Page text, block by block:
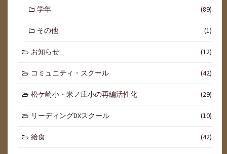
学年 (89)
その他 (1)
お知らせ (12)
コミュニティ・スクール (42)
松ケ崎小・米ノ庄小の再編活性化 (29)
リーディングDXスクール (10)
給食 (42)